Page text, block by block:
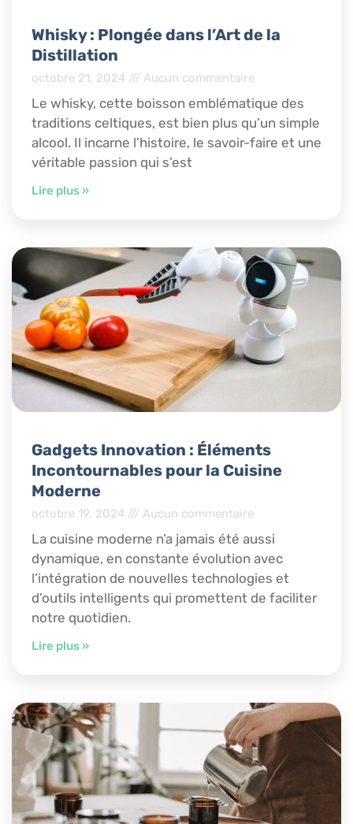
Whisky : Plongée dans l’Art de la
Distillation
octobre 21, 2024 Aucun commentaire
Le whisky, cette boisson emblématique des
traditions celtiques, est bien plus qu’un simple
alcool. Il incarne l’histoire, le savoir-faire et une
véritable passion qui s’est
Lire plus »
Gadgets Innovation : Éléments
Incontournables pour la Cuisine
Moderne
octobre 19, 2024 Aucun commentaire
La cuisine moderne n’a jamais été aussi
dynamique, en constante évolution avec
l’intégration de nouvelles technologies et
d’outils intelligents qui promettent de faciliter
notre quotidien.
Lire plus »